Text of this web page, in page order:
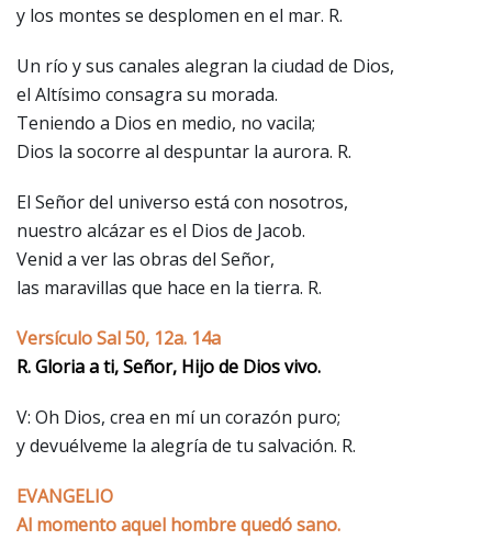
y los montes se desplomen en el mar. R.
Un río y sus canales alegran la ciudad de Dios,
el Altísimo consagra su morada.
Teniendo a Dios en medio, no vacila;
Dios la socorre al despuntar la aurora. R.
El Señor del universo está con nosotros,
nuestro alcázar es el Dios de Jacob.
Venid a ver las obras del Señor,
las maravillas que hace en la tierra. R.
Versículo Sal 50, 12a. 14a
R. Gloria a ti, Señor, Hijo de Dios vivo.
V: Oh Dios, crea en mí un corazón puro;
y devuélveme la alegría de tu salvación. R.
EVANGELIO
Al momento aquel hombre quedó sano.